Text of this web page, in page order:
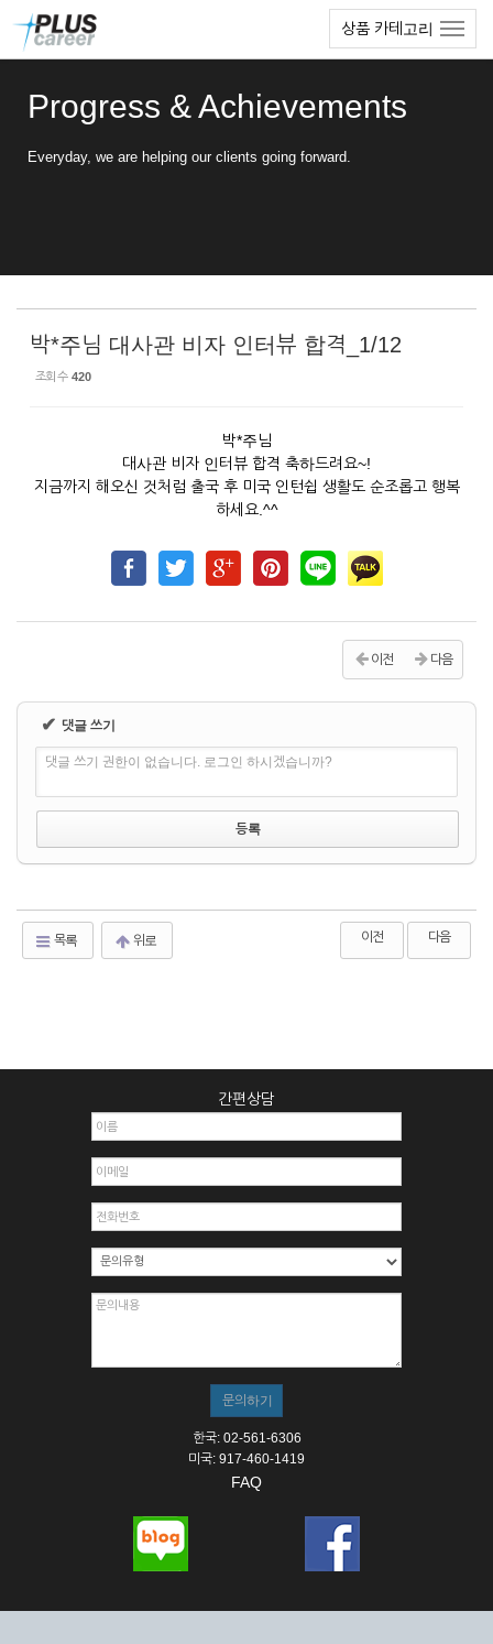
상품 카테고리
Progress & Achievements
Everyday, we are helping our clients going forward.
박*주님 대사관 비자 인터뷰 합격_1/12
조회 수 420
박*주님
대사관 비자 인터뷰 합격 축하드려요~!
지금까지 해오신 것처럼 출국 후 미국 인턴쉽 생활도 순조롭고 행복
하세요.^^
이전 다음
✔ 댓글 쓰기
댓글 쓰기 권한이 없습니다. 로그인 하시겠습니까?
목록 위로 이전 다음
간편상담
한국: 02-561-6306
미국: 917-460-1419
FAQ